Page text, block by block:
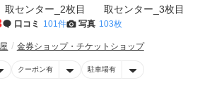
口コミ 101件 写真 103枚
金券ショップ・チケットショップ
クーポン有 駐車場有